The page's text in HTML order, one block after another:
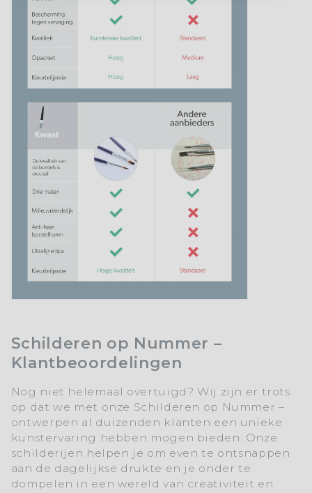
Schilderen op Nummer –
Klantbeoordelingen
Nog niet helemaal overtuigd? Wij zijn er trots
op dat we met onze Schilderen op Nummer –
ontwerpen al duizenden klanten een unieke
kunstervaring hebben mogen bieden. Onze
schilderijen helpen je om even te ontsnappen
aan de dagelijkse drukte en je onder te
dompelen in een wereld van creativiteit en